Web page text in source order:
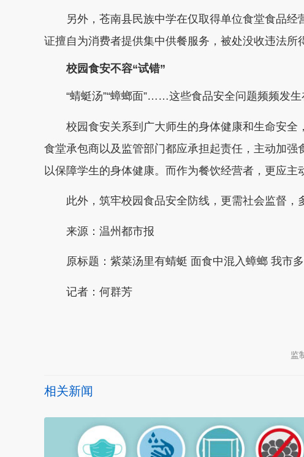
另外，苍南县民族中学在仅取得单位食堂食品经
证擅自为消费者提供集中供餐服务，被处没收违法所
校园食安不容“试错”
“蜻蜓汤”“蟑螂面”……这些食品安全问题频频发生
校园食安关系到广大师生的身体健康和生命安全，
食堂承包商以及监管部门都应承担起责任，主动加强
以保障学生的身体健康。而作为餐饮经营者，更应主
此外，筑牢校园食品安全防线，更需社会监督，多
来源：温州都市报
原标题：紫菜汤里有蜻蜓 面食中混入蟑螂 我市多
记者：何群芳
监
相关新闻